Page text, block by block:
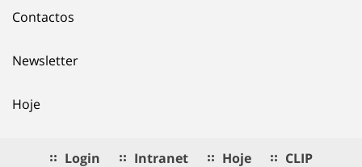
Contactos
Newsletter
Hoje
Login Intranet Hoje CLIP